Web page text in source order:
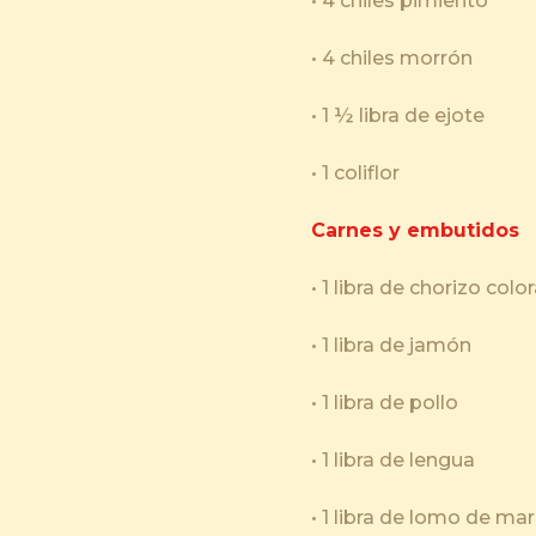
• 4 chiles morrón
• 1 ½ libra de ejote
• 1 coliflor
Carnes y embutidos
• 1 libra de chorizo
• 1 libra de jamón
• 1 libra de pollo
• 1 libra de lengua
• 1 libra de lomo de